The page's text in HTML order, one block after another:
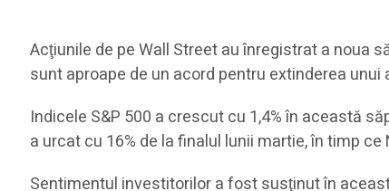
Acţiunile de pe Wall Street au înregistrat a noua
sunt aproape de un acord pentru extinderea
Indicele S&P 500 a crescut cu 1,4% în această
a urcat cu 16% de la finalul lunii martie, în timp
Sentimentul investitorilor a fost susţinut în